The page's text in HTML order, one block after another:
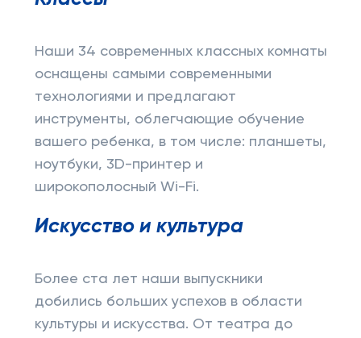
Наши 34 современных классных комнаты
оснащены самыми современными
технологиями и предлагают
инструменты, облегчающие обучение
вашего ребенка, в том числе: планшеты,
ноутбуки, 3D-принтер и
широкополосный Wi-Fi.
Искусство и культура
Более ста лет наши выпускники
добились больших успехов в области
культуры и искусства. От театра до